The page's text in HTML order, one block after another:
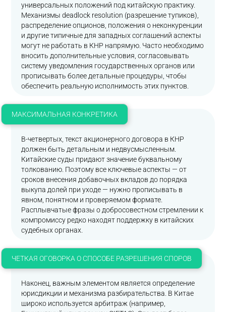
универсальных положений под китайскую практику.
Механизмы deadlock resolution (разрешение тупиков),
распределение опционов, положения о неконкуренции
и другие типичные для западных соглашений аспекты
могут не работать в КНР напрямую. Часто необходимо
вносить дополнительные условия, согласовывать
систему уведомления государственных органов или
прописывать более детальные процедуры, чтобы
обеспечить реальную исполнимость этих пунктов.
МАКСИМАЛЬНАЯ КОНКРЕТИКА
В-четвертых, текст акционерного договора в КНР
должен быть детальным и недвусмысленным.
Китайские суды придают значение буквальному
толкованию. Поэтому все ключевые аспекты — от
сроков внесения добавочных вкладов до порядка
выкупа долей при уходе — нужно прописывать в
явном, понятном и проверяемом формате.
Расплывчатые фразы о добросовестном стремлении к
компромиссу редко находят поддержку в китайских
судебных органах.
ЧЕТКАЯ ОГОВОРКА О СПОСОБЕ РАЗРЕШЕНИЯ СПОРОВ
Наконец, важным элементом является определение
юрисдикции и механизма разбирательства. В Китае
широко используется арбитраж (например,